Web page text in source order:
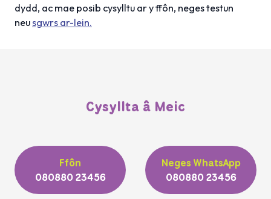
dydd, ac mae posib cysylltu ar y ffôn, neges testun
neusgwrs ar-lein.
Cysyllta â Meic
Ffôn
080880 23456
Neges WhatsApp
080880 23456